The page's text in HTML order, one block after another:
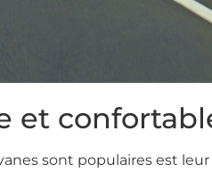
et
sont populaires est